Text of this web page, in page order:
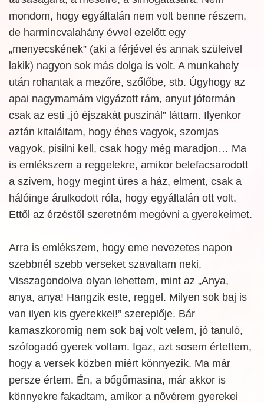
mondom, hogy egyáltalán nem volt benne részem,
de harmincvalahány évvel ezelőtt egy
„menyecskének” (aki a férjével és annak szüleivel
lakik) nagyon sok más dolga is volt. A munkahely
után rohantak a mezőre, szőlőbe, stb. Úgyhogy az
apai nagymamám vigyázott rám, anyut jóformán
csak az esti „jó éjszakát puszinál” láttam. Ilyenkor
aztán kitaláltam, hogy éhes vagyok, szomjas
vagyok, pisilni kell, csak hogy még maradjon… Ma
is emlékszem a reggelekre, amikor belefacsarodott
a szívem, hogy megint üres a ház, elment, csak a
hálóinge árulkodott róla, hogy egyáltalán ott volt.
Ettől az érzéstől szeretném megóvni a gyerekeimet.
Arra is emlékszem, hogy eme nevezetes napon
szebbnél szebb verseket szavaltam neki.
Visszagondolva olyan lehettem, mint az „Anya,
anya, anya! Hangzik este, reggel. Milyen sok baj is
van ilyen kis gyerekkel!” szereplője. Bár
kamaszkoromig nem sok baj volt velem, jó tanuló,
szófogadó gyerek voltam. Igaz, azt sosem értettem,
hogy a versek közben miért könnyezik. Ma már
persze értem. Én, a bőgőmasina, már akkor is
könnyekre fakadtam, amikor a nővérem gyerekei